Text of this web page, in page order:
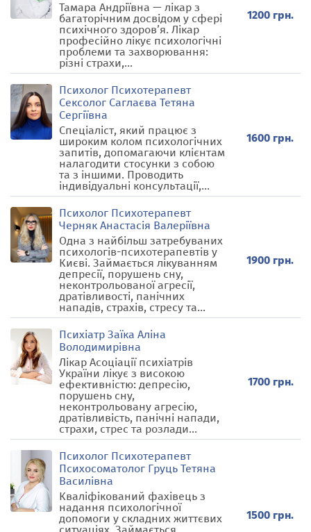
Тамара Андріївна — лікар з
багаторічним досвідом у сфері
психічного здоров’я. Лікар
професійно лікує психологічні
проблеми та захворювання:
різні страхи,...
1200 грн.
Психолог Психотерапевт
Сексолог Саглаєва Тетяна
Сергіївна
Спеціаліст, який працює з
широким колом психологічних
запитів, допомагаючи клієнтам
налагодити стосунки з собою
та з іншими. Проводить
індивідуальні консультації,...
1600 грн.
Психолог Психотерапевт
Черняк Анастасія Валеріївна
Одна з найбільш затребуваних
психологів-психотерапевтів у
Києві. Займається лікуванням
депресії, порушень сну,
неконтрольованої агресії,
дратівливості, панічних
нападів, страхів, стресу та...
1900 грн.
Психіатр Заїка Аліна
Володимирівна
Лікар Асоціації психіатрів
України лікує з високою
ефективністю: депресію,
порушень сну,
неконтрольовану агресію,
дратівливість, панічні напади,
страхи, стрес та розлади...
1700 грн.
Психолог Психотерапевт
Психосоматолог Груць Тетяна
Василівна
Кваліфікований фахівець з
надання психологічної
допомоги у складних життєвих
1500 грн.